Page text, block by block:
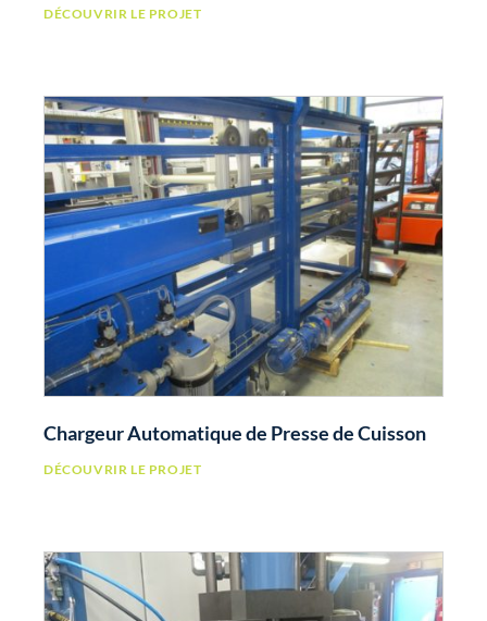
DÉCOUVRIR LE PROJET
Chargeur Automatique de Presse de Cuisson
DÉCOUVRIR LE PROJET